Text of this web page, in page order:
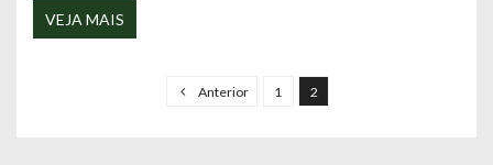
VEJA MAIS
Anterior 1 2